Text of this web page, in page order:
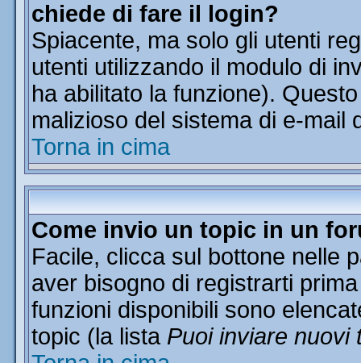
chiede di fare il login?
Spiacente, ma solo gli utenti
utenti utilizzando il modulo di
ha abilitato la funzione).
malizioso del sistema di e-mail
Torna in cima
Come invio un topic in un
Facile, clicca sul bottone nelle
aver bisogno di registrarti
funzioni disponibili sono
topic (la lista Puoi inviare nuovi